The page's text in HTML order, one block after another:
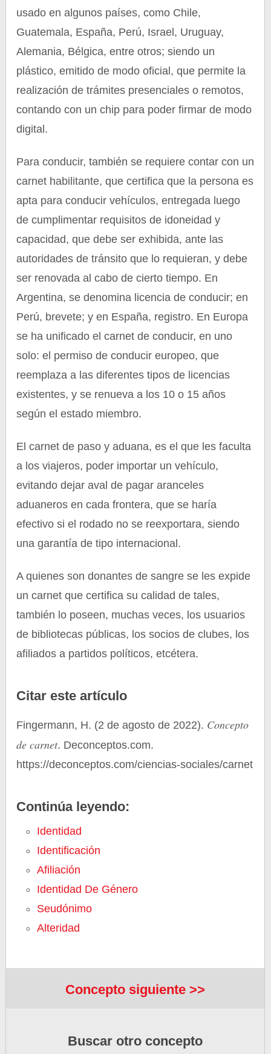
usado en algunos países, como Chile,
Guatemala, España, Perú, Israel, Uruguay,
Alemania, Bélgica, entre otros; siendo un
plástico, emitido de modo oficial, que permite la
realización de trámites presenciales o remotos,
contando con un chip para poder firmar de modo
digital.
Para conducir, también se requiere contar con un
carnet habilitante, que certifica que la persona es
apta para conducir vehículos, entregada luego
de cumplimentar requisitos de idoneidad y
capacidad, que debe ser exhibida, ante las
autoridades de tránsito que lo requieran, y debe
ser renovada al cabo de cierto tiempo. En
Argentina, se denomina licencia de conducir; en
Perú, brevete; y en España, registro. En Europa
se ha unificado el carnet de conducir, en uno
solo: el permiso de conducir europeo, que
reemplaza a las diferentes tipos de licencias
existentes, y se renueva a los 10 o 15 años
según el estado miembro.
El carnet de paso y aduana, es el que les faculta
a los viajeros, poder importar un vehículo,
evitando dejar aval de pagar aranceles
aduaneros en cada frontera, que se haría
efectivo si el rodado no se reexportara, siendo
una garantía de tipo internacional.
A quienes son donantes de sangre se les expide
un carnet que certifica su calidad de tales,
también lo poseen, muchas veces, los usuarios
de bibliotecas públicas, los socios de clubes, los
afiliados a partidos políticos, etcétera.
Citar este artículo
Fingermann, H. (2 de agosto de 2022). Concepto
de carnet. Deconceptos.com.
https://deconceptos.com/ciencias-sociales/carnet
Continúa leyendo:
Identidad
Identificación
Afiliación
Identidad De Género
Seudónimo
Alteridad
Concepto siguiente >>
Buscar otro concepto